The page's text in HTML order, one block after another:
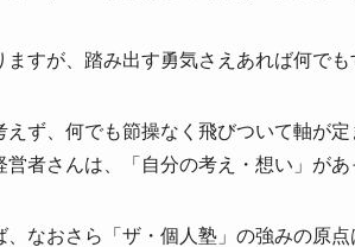
ますが、踏み出す勇気さえあれば何でも
えず、何でも節操なく飛びついて軸が定
営者さんは、「自分の考え・想い」があ
、なおさら「ザ・個人塾」の強みの原点